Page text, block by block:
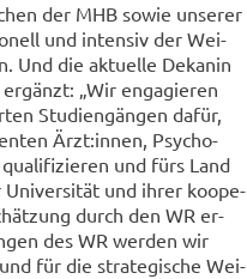
der MHB sowie un­se­rer
und in­ten­siv der Wei­
Und die ak­tu­el­le De­ka­nin
„Wir en­ga­gie­ren
Stu­di­en­gän­gen dafür,
Ärzt:innen, Psy­cho­
und fürs Land
Uni­ver­si­tät und ihrer ko­ope­
durch den WR er­
des WR wer­den wir
für die stra­te­gi­sche Wei­